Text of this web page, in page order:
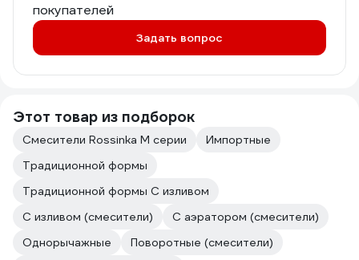
покупателей
Задать вопрос
Этот товар из подборок
Смесители Rossinka M серии
Импортные
Традиционной формы
Традиционной формы С изливом
С изливом (смесители)
С аэратором (смесители)
Однорычажные
Поворотные (смесители)